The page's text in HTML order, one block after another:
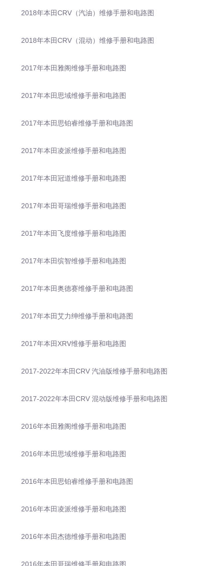
2018年本田CRV（汽油）维修手册和电路图
2018年本田CRV（混动）维修手册和电路图
2017年本田雅阁维修手册和电路图
2017年本田思域维修手册和电路图
2017年本田思铂睿维修手册和电路图
2017年本田凌派维修手册和电路图
2017年本田冠道维修手册和电路图
2017年本田哥瑞维修手册和电路图
2017年本田飞度维修手册和电路图
2017年本田缤智维修手册和电路图
2017年本田奥德赛维修手册和电路图
2017年本田艾力绅维修手册和电路图
2017年本田XRV维修手册和电路图
2017-2022年本田CRV 汽油版维修手册和电路图
2017-2022年本田CRV 混动版维修手册和电路图
2016年本田雅阁维修手册和电路图
2016年本田思域维修手册和电路图
2016年本田思铂睿维修手册和电路图
2016年本田凌派维修手册和电路图
2016年本田杰德维修手册和电路图
2016年本田哥瑞维修手册和电路图